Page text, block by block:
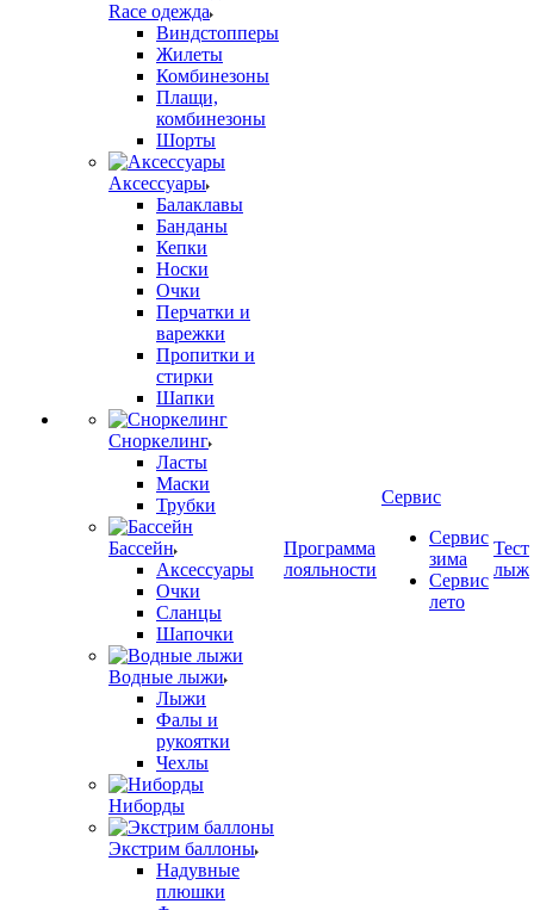
Race одежда
Виндстопперы
Жилеты
Комбинезоны
Плащи,
комбинезоны
Шорты
Аксессуары
Балаклавы
Банданы
Кепки
Носки
Очки
Перчатки и
варежки
Пропитки и
стирки
Шапки
Сноркелинг
Ласты
Маски
Трубки
Бассейн
Аксессуары
Очки
Сланцы
Шапочки
Водные лыжи
Лыжи
Фалы и
рукоятки
Чехлы
Ниборды
Экстрим баллоны
Надувные
плюшки
Программа
лояльности
Сервис
Сервис
зима
Сервис
лето
Тест
лыж